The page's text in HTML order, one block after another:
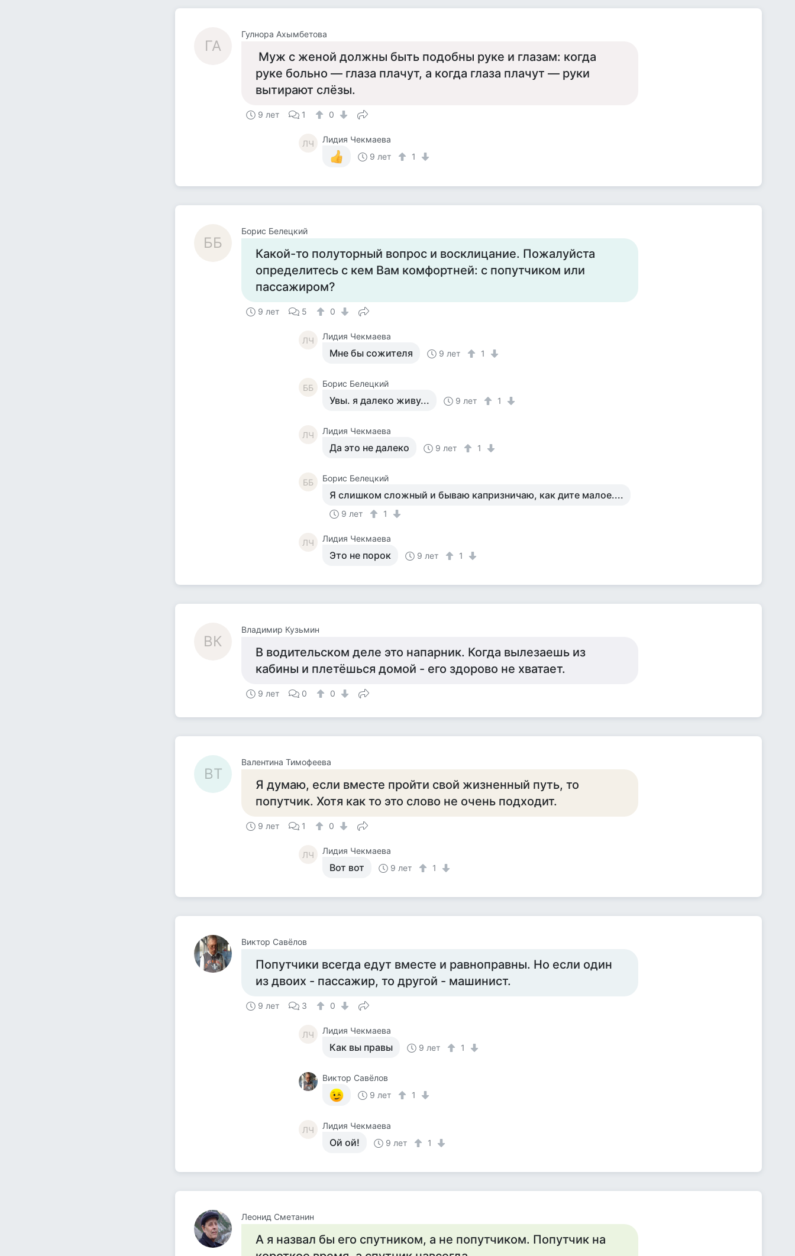
ГА
Гулнора Ахымбетова
​ Муж с женой должны быть подобны руке и глазам: когда
руке больно — глаза плачут, а когда глаза плачут — руки
вытирают слёзы.
9 лет 1 0
ЛЧ
Лидия Чекмаева
9 лет
1
ББ
Борис Белецкий
Какой-то полуторный вопрос и восклицание. Пожалуйста
определитесь с кем Вам комфортней: с попутчиком или
пассажиром?
9 лет 5 0
ЛЧ Лидия Чекмаева
Мне бы сожителя 9 лет 1
ББ Борис Белецкий
Увы. я далеко живу... 9 лет 1
ЛЧ Лидия Чекмаева
Да это не далеко 9 лет 1
ББ Борис Белецкий
Я слишком сложный и бываю капризничаю, как дите малое....
9 лет 1
ЛЧ Лидия Чекмаева
Это не порок 9 лет 1
ВК
Владимир Кузьмин
В водительском деле это напарник. Когда вылезаешь из
кабины и плетёшься домой - его здорово не хватает.
9 лет 0 0
ВТ
Валентина Тимофеева
Я думаю, если вместе пройти свой жизненный путь, то
попутчик. Хотя как то это слово не очень подходит.
9 лет 1 0
ЛЧ Лидия Чекмаева
Вот вот 9 лет 1
Виктор Савёлов
Попутчики всегда едут вместе и равноправны. Но если один
из двоих - пассажир, то другой - машинист.
9 лет 3 0
ЛЧ Лидия Чекмаева
Как вы правы 9 лет 1
Виктор Савёлов
9 лет
1
ЛЧ Лидия Чекмаева
Ой ой! 9 лет 1
Леонид Сметанин
А я назвал бы его спутником, а не попутчиком. Попутчик на